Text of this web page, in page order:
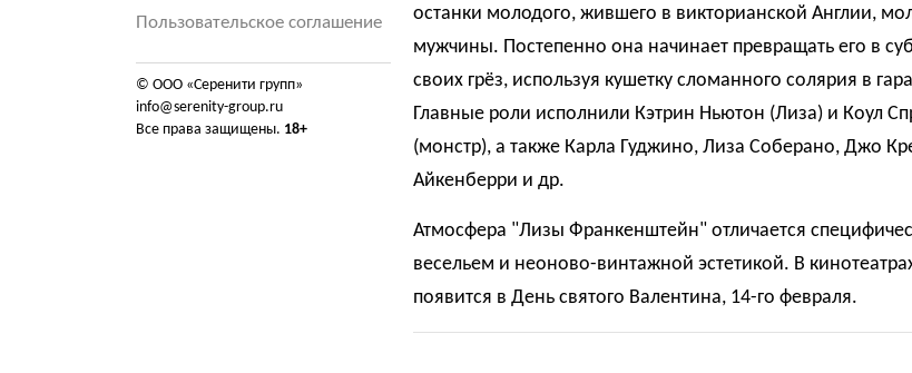
Пользовательское соглашение
© ООО «Серенити групп»
info@serenity-group.ru
Все права защищены. 18+
останки молодого, жившего в викторианской Англии,
мужчины. Постепенно она начинает превращать его в
своих грёз, используя кушетку сломанного солярия в
Главные роли исполнили Кэтрин Ньютон (Лиза) и Коул
(монстр), а также Карла Гуджино, Лиза Соберано, Джо
Айкенберри и др.
Атмосфера "Лизы Франкенштейн" отличается
весельем и неоново-винтажной эстетикой. В
появится в День святого Валентина, 14-го февраля.